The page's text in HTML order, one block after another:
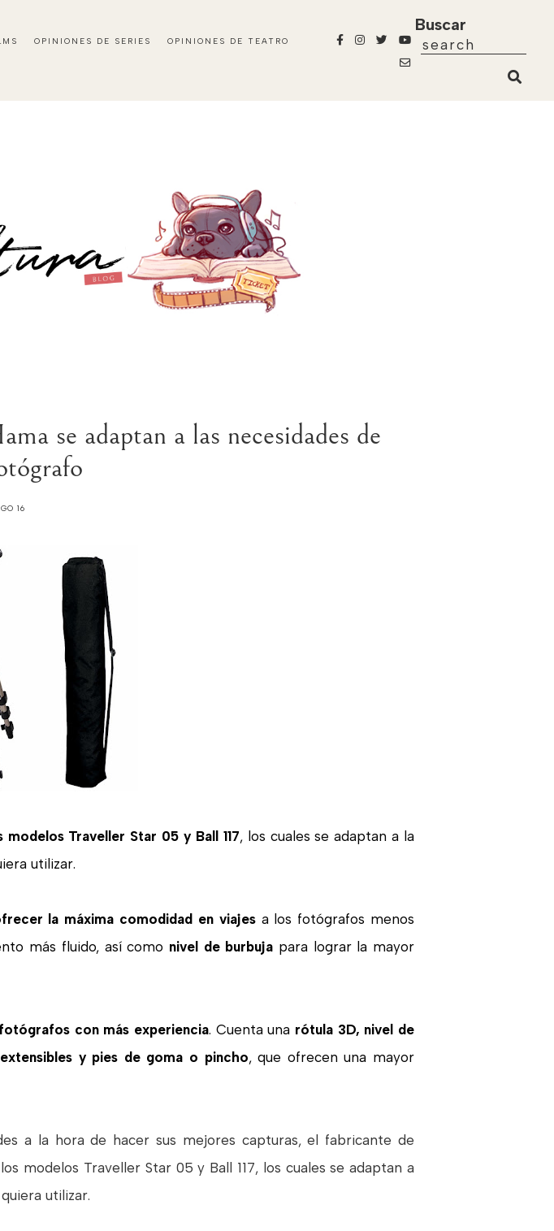
OPINIONES DE SERIES
OPINIONES DE TEATRO
Buscar
se adaptan a las necesidades de
16
Traveller Star 05 y Ball 117, los cuales se adaptan a la
utilizar.
la máxima comodidad en viajesa los fotógrafos menos
más fluido, así como nivel de burbuja para lograr la mayor
con más experiencia. Cuenta una rótula 3D, nivel de
y pies de goma o pincho, que ofrecen una mayor
a la hora de hacer sus mejores capturas, el fabricante de
modelos Traveller Star 05 y Ball 117, los cuales se adaptan a
utilizar.